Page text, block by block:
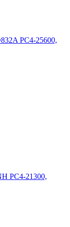
PC4-25600,
PC4-21300,